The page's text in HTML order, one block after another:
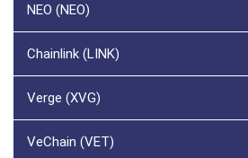
NEO (NEO)
Chainlink (LINK)
Verge (XVG)
VeChain (VET)